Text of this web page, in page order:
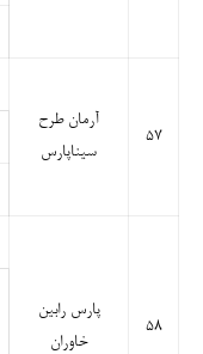
۵۷
آرمان طرح
سیناپارس
۵۸
پارس رابین
خاوران